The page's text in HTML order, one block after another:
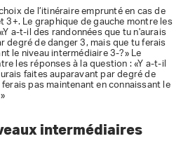
de l’itinéraire emprunté en cas de
Le graphique de gauche montre les
a-t-il des randonnées que tu n'aurais
degré de danger 3, mais que tu ferais
le niveau intermédiaire 3-?» Le
les réponses à la question : «Y a-t-il
faites auparavant par degré de
pas maintenant en connaissant le
intermédiaires